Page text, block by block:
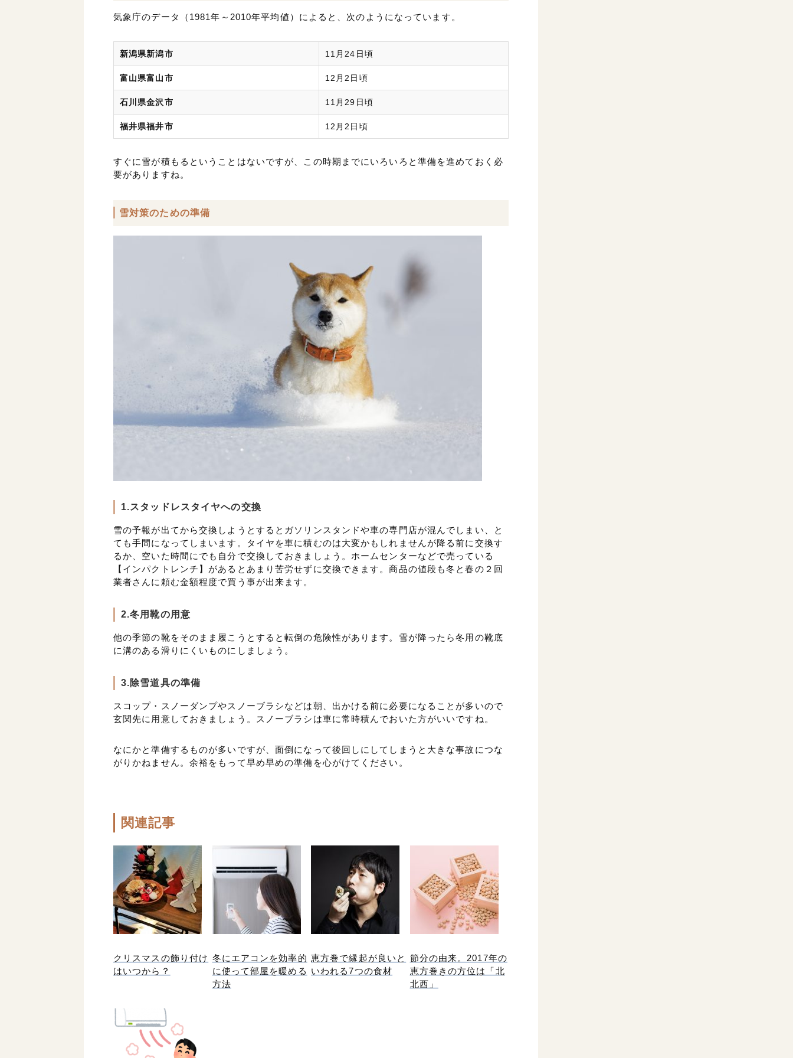
気象庁のデータ（1981年～2010年平均値）によると、次のようになっています。
新潟県新潟市 11月24日頃
富山県富山市 12月2日頃
石川県金沢市 11月29日頃
福井県福井市 12月2日頃
すぐに雪が積もるということはないですが、この時期までにいろいろと準備を進めておく必
要がありますね。
雪対策のための準備
1.スタッドレスタイヤへの交換
雪の予報が出てから交換しようとするとガソリンスタンドや車の専門店が混んでしまい、と
ても手間になってしまいます。タイヤを車に積むのは大変かもしれませんが降る前に交換す
るか、空いた時間にでも自分で交換しておきましょう。ホームセンターなどで売っている
【インパクトレンチ】があるとあまり苦労せずに交換できます。商品の値段も冬と春の２回
業者さんに頼む金額程度で買う事が出来ます。
2.冬用靴の用意
他の季節の靴をそのまま履こうとすると転倒の危険性があります。雪が降ったら冬用の靴底
に溝のある滑りにくいものにしましょう。
3.除雪道具の準備
スコップ・スノーダンプやスノーブラシなどは朝、出かける前に必要になることが多いので
玄関先に用意しておきましょう。スノーブラシは車に常時積んでおいた方がいいですね。
なにかと準備するものが多いですが、面倒になって後回しにしてしまうと大きな事故につな
がりかねません。余裕をもって早め早めの準備を心がけてください。
関連記事
クリスマスの飾り付け
はいつから？
冬にエアコンを効率的
に使って部屋を暖める
方法
恵方巻で縁起が良いと
いわれる7つの食材
節分の由来。2017年の
恵方巻きの方位は「北
北西」